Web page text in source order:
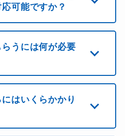
可能ですか？
うには何が必要
はいくらかかり